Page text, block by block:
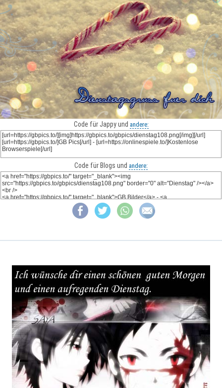
Code für Jappy und andere:
Code für Blogs und andere: